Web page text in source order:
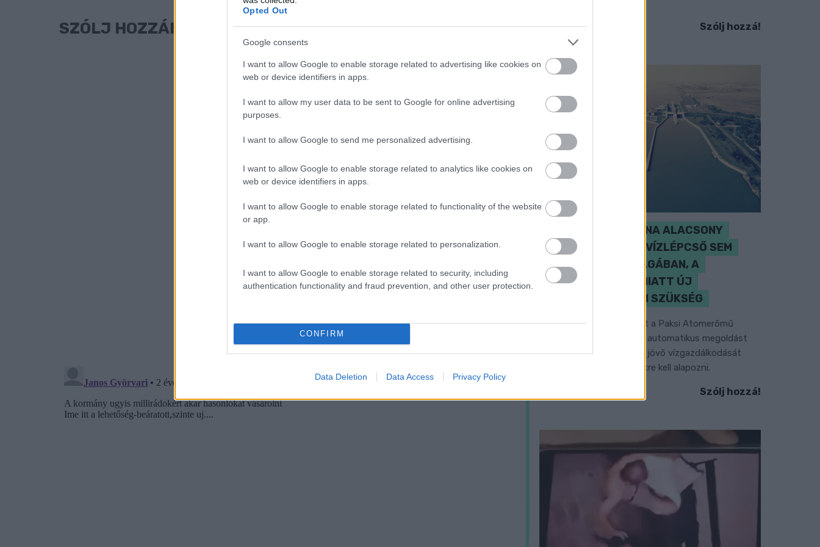
Opted Out
Google consents
I want to allow Google to enable storage related to advertising like cookies on
web or device identifiers in apps.
I want to allow my user data to be sent to Google for online advertising
purposes.
I want to allow Google to send me personalized advertising.
I want to allow Google to enable storage related to analytics like cookies on
web or device identifiers in apps.
I want to allow Google to enable storage related to functionality of the website
or app.
I want to allow Google to enable storage related to personalization.
I want to allow Google to enable storage related to security, including
authentication functionality and fraud prevention, and other user protection.
CONFIRM
Data Deletion Data Access Privacy Policy
SZÓLJ HOZZÁ!
nem ismert.
Szólj hozzá!
SZAKÉRTŐ A DUNA ALACSONY
VÍZÁLLÁSÁRÓL: A VÍZLÉPCSŐ SEM
CSODASZER ÖNMAGÁBAN, A
KLÍMAVÁLTOZÁS MIATT ÚJ
SZEMLÉLETRE VAN SZÜKSÉG
A BME vízmérnöke szerint a Paksi Atomerőmű
helyzetére sem jelentene automatikus megoldást
egy új dunai vízlépcső - a jövő vízgazdálkodását
pedig már a klímamodellekre kell alapozni.
Szólj hozzá!